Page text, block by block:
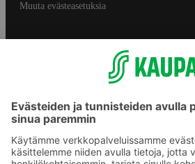
Muuta evästeasetuksia
S-ryhmän palvelut
S-ryhmä
Asiakasomistajuus
S-ostoslista -sovellus
Prisma.fi